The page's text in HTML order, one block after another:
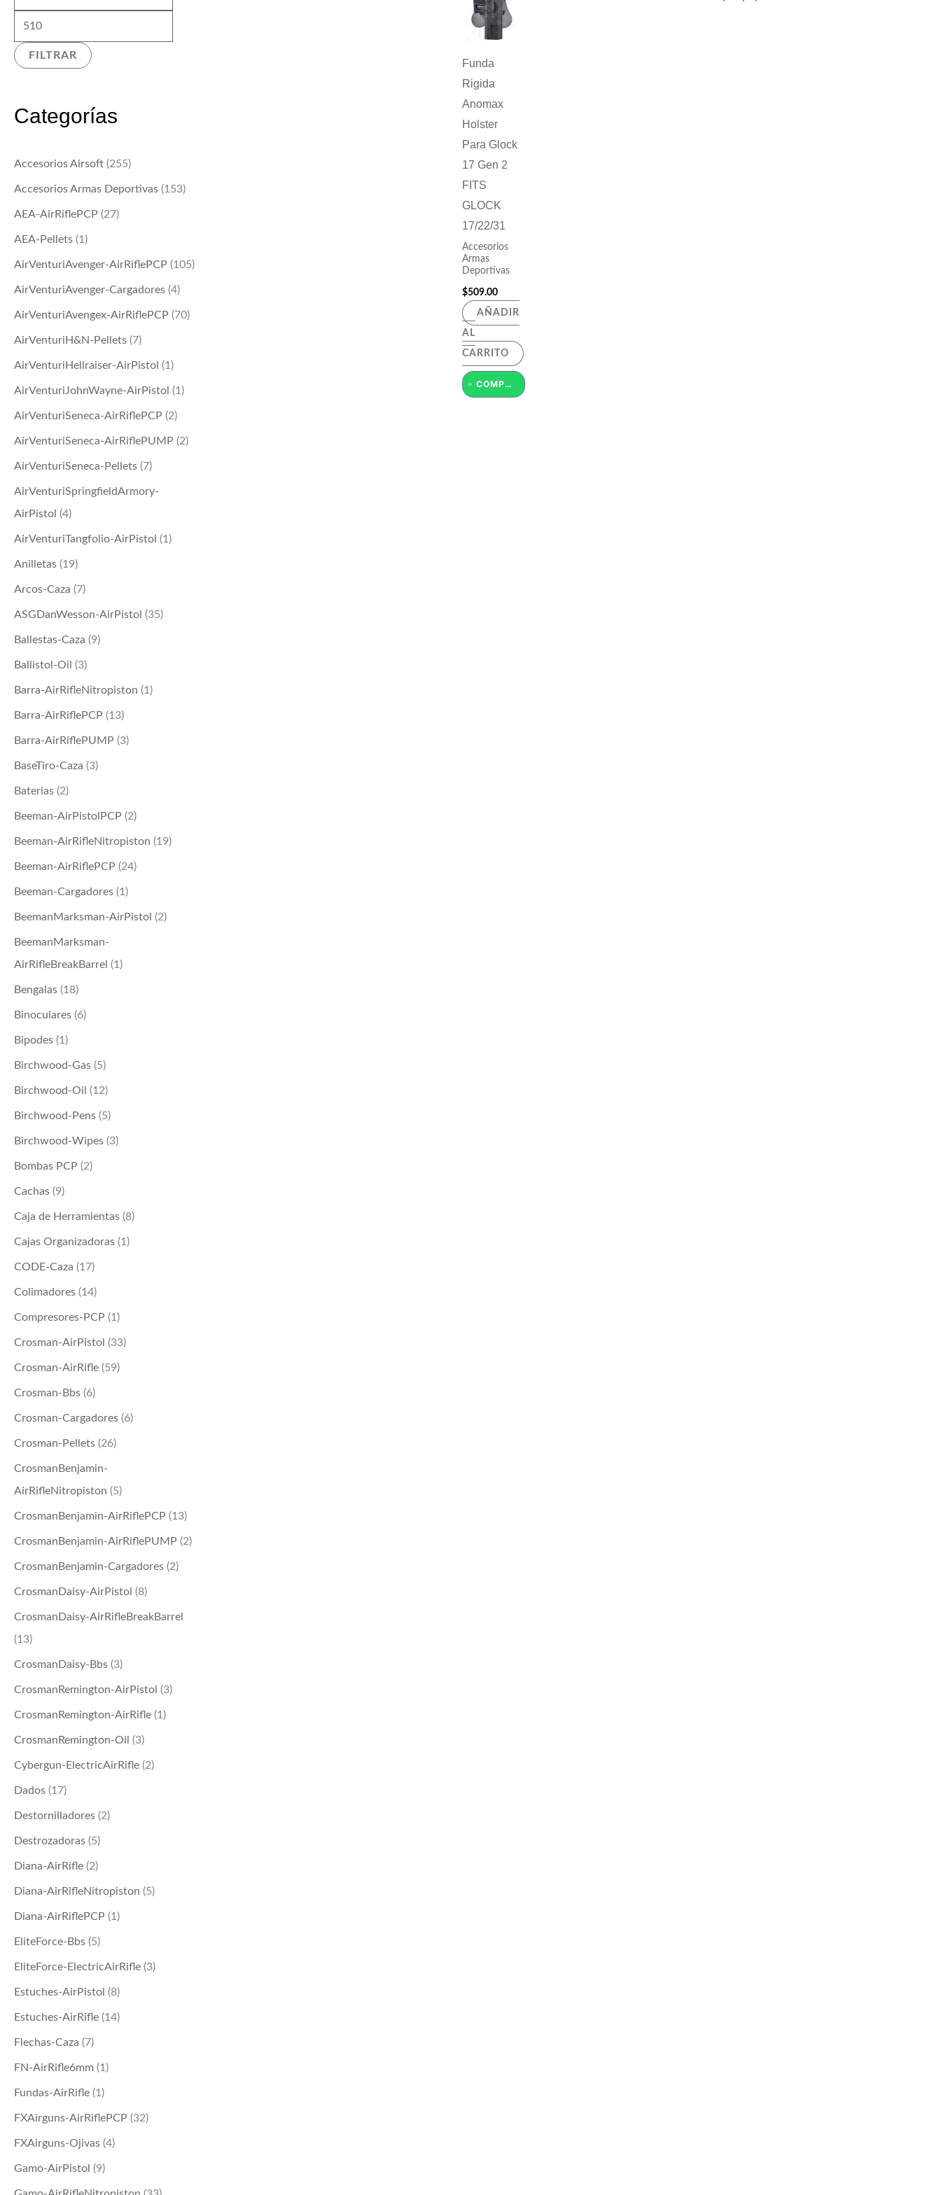
í
i
FILTRAR
Categorías
Accesorios Airsoft (255)
Accesorios Armas Deportivas (153)
AEA-AirRiflePCP (27)
AEA-Pellets (1)
AirVenturiAvenger-AirRiflePCP (105)
AirVenturiAvenger-Cargadores (4)
AirVenturiAvengex-AirRiflePCP (70)
AirVenturiH&N-Pellets (7)
AirVenturiHellraiser-AirPistol (1)
AirVenturiJohnWayne-AirPistol (1)
AirVenturiSeneca-AirRiflePCP (2)
AirVenturiSeneca-AirRiflePUMP (2)
AirVenturiSeneca-Pellets (7)
AirVenturiSpringfieldArmory-
AirPistol (4)
AirVenturiTangfolio-AirPistol (1)
Anilletas (19)
Arcos-Caza (7)
ASGDanWesson-AirPistol (35)
Ballestas-Caza (9)
Ballistol-Oil (3)
Barra-AirRifleNitropiston (1)
Barra-AirRiflePCP (13)
Barra-AirRiflePUMP (3)
BaseTiro-Caza (3)
Baterias (2)
Beeman-AirPistolPCP (2)
Beeman-AirRifleNitropiston (19)
Beeman-AirRiflePCP (24)
Beeman-Cargadores (1)
BeemanMarksman-AirPistol (2)
BeemanMarksman-
AirRifleBreakBarrel (1)
Bengalas (18)
Binoculares (6)
Bipodes (1)
Birchwood-Gas (5)
Birchwood-Oil (12)
Birchwood-Pens (5)
Birchwood-Wipes (3)
Bombas PCP (2)
Cachas (9)
Caja de Herramientas (8)
Cajas Organizadoras (1)
CODE-Caza (17)
Colimadores (14)
Compresores-PCP (1)
Crosman-AirPistol (33)
Crosman-AirRifle (59)
Crosman-Bbs (6)
Crosman-Cargadores (6)
Crosman-Pellets (26)
CrosmanBenjamin-
AirRifleNitropiston (5)
CrosmanBenjamin-AirRiflePCP (13)
CrosmanBenjamin-AirRiflePUMP (2)
CrosmanBenjamin-Cargadores (2)
CrosmanDaisy-AirPistol (8)
CrosmanDaisy-AirRifleBreakBarrel
(13)
CrosmanDaisy-Bbs (3)
CrosmanRemington-AirPistol (3)
CrosmanRemington-AirRifle (1)
CrosmanRemington-Oil (3)
Cybergun-ElectricAirRifle (2)
Dados (17)
Destornilladores (2)
Destrozadoras (5)
Diana-AirRifle (2)
Diana-AirRifleNitropiston (5)
Diana-AirRiflePCP (1)
EliteForce-Bbs (5)
EliteForce-ElectricAirRifle (3)
Estuches-AirPistol (8)
Estuches-AirRifle (14)
Flechas-Caza (7)
FN-AirRifle6mm (1)
Fundas-AirRifle (1)
FXAirguns-AirRiflePCP (32)
FXAirguns-Ojivas (4)
Gamo-AirPistol (9)
Funda
Rigida
Anomax
Holster
Para Glock
17 Gen 2
FITS
GLOCK
17/22/31
Accesorios
Armas
Deportivas
$509.00
AÑADIR
AL
CARRITO
COMPRAR POR WHATSAPP